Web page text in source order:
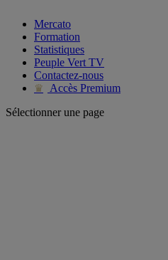
Mercato
Formation
Statistiques
Peuple Vert TV
Contactez-nous
♛
Accès Premium
Sélectionner une page